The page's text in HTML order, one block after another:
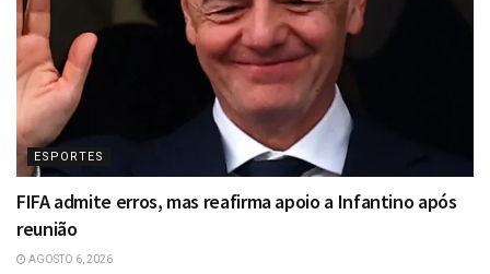
ESPORTES
FIFA admite erros, mas reafirma apoio a Infantino após
reunião
AGOSTO 6, 2026